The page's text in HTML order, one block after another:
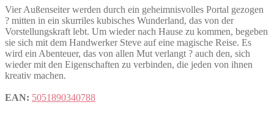
Vier Außenseiter werden durch ein geheimnisvolles Portal gezogen
? mitten in ein skurriles kubisches Wunderland, das von der
Vorstellungskraft lebt. Um wieder nach Hause zu kommen, begeben
sie sich mit dem Handwerker Steve auf eine magische Reise. Es
wird ein Abenteuer, das von allen Mut verlangt ? auch den, sich
wieder mit den Eigenschaften zu verbinden, die jeden von ihnen
kreativ machen.
EAN: 5051890340788